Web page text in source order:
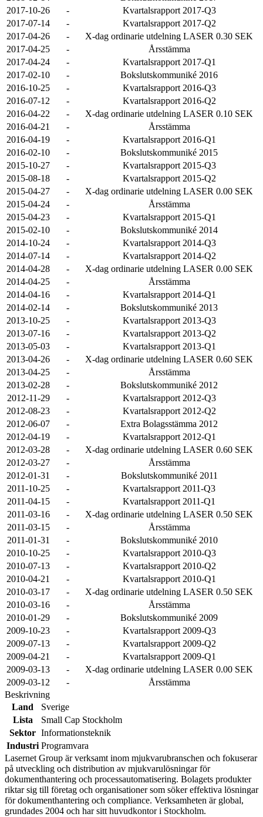
2017-10-26
-
Kvartalsrapport 2017-Q3
2017-07-14
-
Kvartalsrapport 2017-Q2
2017-04-26
-
X-dag ordinarie utdelning LASER 0.30 SEK
2017-04-25
-
Årsstämma
2017-04-24
-
Kvartalsrapport 2017-Q1
2017-02-10
-
Bokslutskommuniké 2016
2016-10-25
-
Kvartalsrapport 2016-Q3
2016-07-12
-
Kvartalsrapport 2016-Q2
2016-04-22
-
X-dag ordinarie utdelning LASER 0.10 SEK
2016-04-21
-
Årsstämma
2016-04-19
-
Kvartalsrapport 2016-Q1
2016-02-10
-
Bokslutskommuniké 2015
2015-10-27
-
Kvartalsrapport 2015-Q3
2015-08-18
-
Kvartalsrapport 2015-Q2
2015-04-27
-
X-dag ordinarie utdelning LASER 0.00 SEK
2015-04-24
-
Årsstämma
2015-04-23
-
Kvartalsrapport 2015-Q1
2015-02-10
-
Bokslutskommuniké 2014
2014-10-24
-
Kvartalsrapport 2014-Q3
2014-07-14
-
Kvartalsrapport 2014-Q2
2014-04-28
-
X-dag ordinarie utdelning LASER 0.00 SEK
2014-04-25
-
Årsstämma
2014-04-16
-
Kvartalsrapport 2014-Q1
2014-02-14
-
Bokslutskommuniké 2013
2013-10-25
-
Kvartalsrapport 2013-Q3
2013-07-16
-
Kvartalsrapport 2013-Q2
2013-05-03
-
Kvartalsrapport 2013-Q1
2013-04-26
-
X-dag ordinarie utdelning LASER 0.60 SEK
2013-04-25
-
Årsstämma
2013-02-28
-
Bokslutskommuniké 2012
2012-11-29
-
Kvartalsrapport 2012-Q3
2012-08-23
-
Kvartalsrapport 2012-Q2
2012-06-07
-
Extra Bolagsstämma 2012
2012-04-19
-
Kvartalsrapport 2012-Q1
2012-03-28
-
X-dag ordinarie utdelning LASER 0.60 SEK
2012-03-27
-
Årsstämma
2012-01-31
-
Bokslutskommuniké 2011
2011-10-25
-
Kvartalsrapport 2011-Q3
2011-04-15
-
Kvartalsrapport 2011-Q1
2011-03-16
-
X-dag ordinarie utdelning LASER 0.50 SEK
2011-03-15
-
Årsstämma
2011-01-31
-
Bokslutskommuniké 2010
2010-10-25
-
Kvartalsrapport 2010-Q3
2010-07-13
-
Kvartalsrapport 2010-Q2
2010-04-21
-
Kvartalsrapport 2010-Q1
2010-03-17
-
X-dag ordinarie utdelning LASER 0.50 SEK
2010-03-16
-
Årsstämma
2010-01-29
-
Bokslutskommuniké 2009
2009-10-23
-
Kvartalsrapport 2009-Q3
2009-07-13
-
Kvartalsrapport 2009-Q2
2009-04-21
-
Kvartalsrapport 2009-Q1
2009-03-13
-
X-dag ordinarie utdelning LASER 0.00 SEK
2009-03-12
-
Årsstämma
Beskrivning
Land
Sverige
Lista
Small Cap Stockholm
Sektor Informationsteknik
Industri Programvara
Lasernet Group är verksamt inom mjukvarubranschen och fokuserar
på utveckling och distribution av mjukvarulösningar för
dokumenthantering och processautomatisering. Bolagets produkter
riktar sig till företag och organisationer som söker effektiva lösningar
för dokumenthantering och compliance. Verksamheten är global,
grundades 2004 och har sitt huvudkontor i Stockholm.